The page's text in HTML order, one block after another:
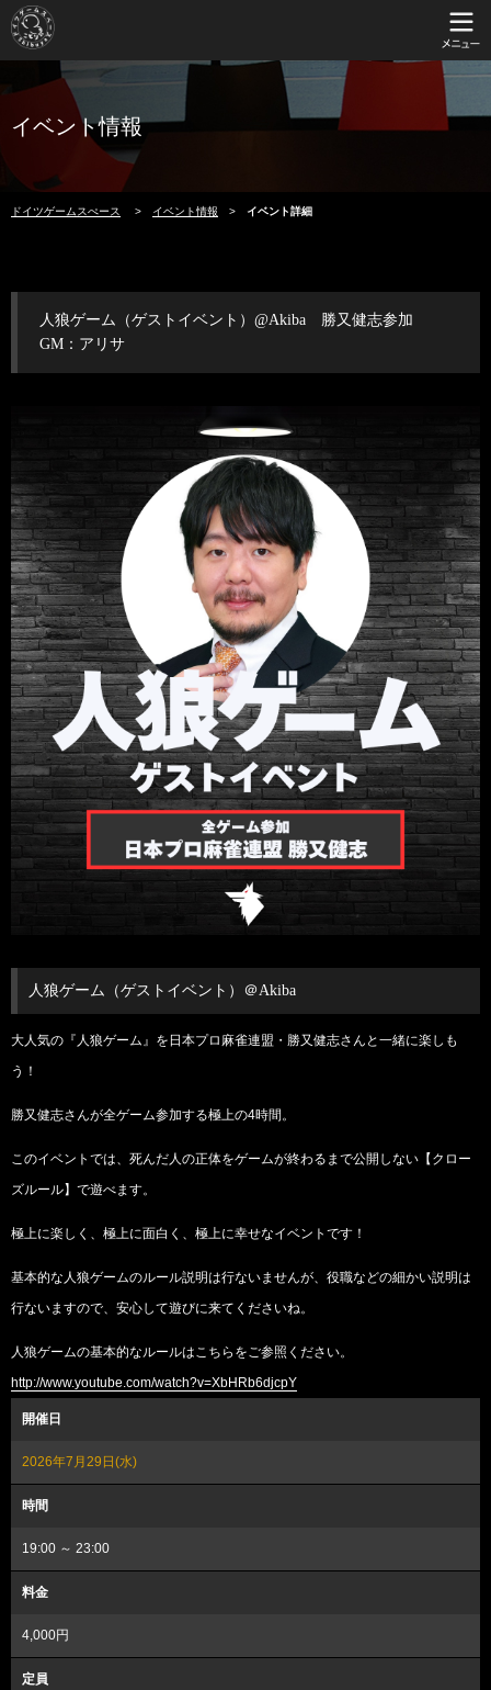
イベント情報
ドイツゲームスぺース イベント情報 イベント詳細
人狼ゲーム（ゲストイベント）@Akiba 勝又健志参加
GM：アリサ
人狼ゲーム（ゲストイベント）＠Akiba
大人気の『人狼ゲーム』を日本プロ麻雀連盟・勝又健志さんと一緒に楽しも
う！
勝又健志さんが全ゲーム参加する極上の4時間。
このイベントでは、死んだ人の正体をゲームが終わるまで公開しない【クロー
ズルール】で遊べます。
極上に楽しく、極上に面白く、極上に幸せなイベントです！
基本的な人狼ゲームのルール説明は行ないませんが、役職などの細かい説明は
行ないますので、安心して遊びに来てくださいね。
人狼ゲームの基本的なルールはこちらをご参照ください。
http://www.youtube.com/watch?v=XbHRb6djcpY
開催日
2026年7月29日(水)
時間
19:00 ～ 23:00
料金
4,000円
定員